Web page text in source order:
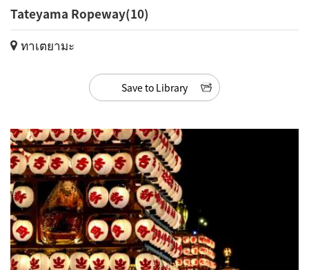
Tateyama Ropeway(10)
ทาเตยามะ
Save to Library